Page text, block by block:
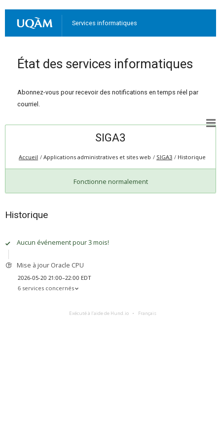
Services informatiques
État des services informatiques
Abonnez-vous pour recevoir des notifications en temps réel par
courriel.
SIGA3
Accueil Applications administratives et sites web SIGA3 Historique
Fonctionne normalement
Historique
Aucun événement pour 3 mois!
Mise à jour Oracle CPU
2026-05-20 21:00–22:00 EDT
6 services concernés
Exécuté à l’aide de Hund.io Français